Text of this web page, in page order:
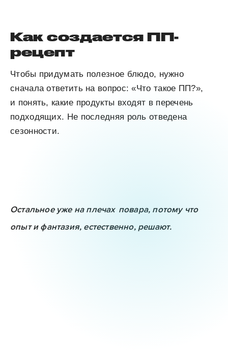
Как создается ПП-
рецепт
Чтобы придумать полезное блюдо, нужно
сначала ответить на вопрос: «Что такое ПП?»,
и понять, какие продукты входят в перечень
подходящих. Не последняя роль отведена
сезонности.
Остальное уже на плечах повара, потому что
опыт и фантазия, естественно, решают.